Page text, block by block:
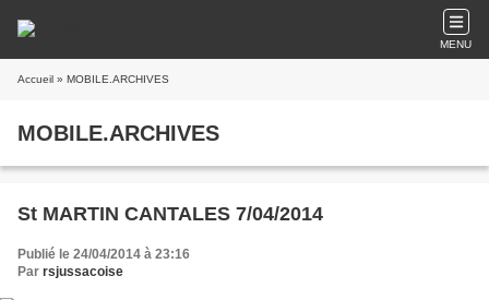
MENU
Accueil » MOBILE.ARCHIVES
MOBILE.ARCHIVES
St MARTIN CANTALES 7/04/2014
Publié le 24/04/2014 à 23:16
Par rsjussacoise